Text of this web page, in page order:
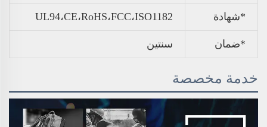
*شهادة UL94،CE،RoHS،FCC،ISO1182
*ضمان سنتين
خدمة مخصصة